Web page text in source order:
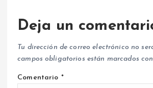
Deja un
Tu dirección de correo electrónico no
campos obligatorios están marcados con
Comentario *